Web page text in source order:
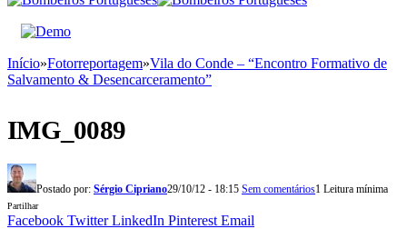
Início»Fotorreportagem»Vila do Conde – “Encontro Formativo de
Salvamento & Desencarceramento”
IMG_0089
Postado por: Sérgio Cipriano29/10/12 - 18:15 Sem comentários1 Leitura mínima
Partilhar
Facebook Twitter LinkedIn Pinterest Email